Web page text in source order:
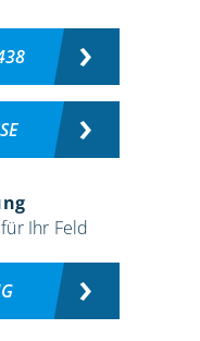
Ihr Feld